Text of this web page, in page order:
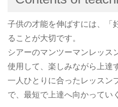
子供の才能を伸ばすには、「
ることが大切です。
シアーのマンツーマンレッス
使用して、楽しみながら上達
一人ひとりに合ったレッスン
で、最短で上達へ向かってい